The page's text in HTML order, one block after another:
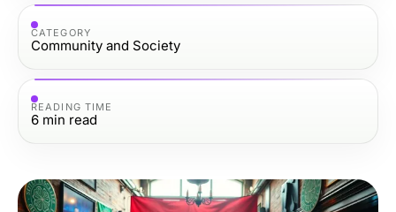
CATEGORY
Community and Society
READING TIME
6 min read